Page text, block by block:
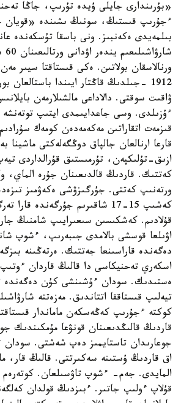
«بۇرىندارى جايلى ۇيدە تۇرىپ، جاڭا
ءجۇرىپ قىستىڭ، سونىڭ ىشىندە «قويان
بىلمەيدى ەكەنبىز. ونى باسقا تۇسكەندە
ورنالاسقان بولاتىن. ەكى قىستاقتا سيىر
1912 -جىلدىڭ قاڭتار ايىندا
ۋاقىت سوقتى. دالاداعى مالشىلارمەن
ءۇزىلدى. وسى جاعدايىمدى ايتىپ توتەنشە
قىزمەت اتقاراتىن مەكەمەدەن كومەك
قارعا ارنالعان جالپاق دوڭگەلەكتى ماشينا
ازىق-تۇلىكپەن، تۇرمىستىق قۇرالداردى
كەتتىك. قاردىڭ قالدىعىنان جۇرە الماي،
ورتەنىپ كەتتى. جۇرگىزۋشى ەكەۋمىز
كەشىپ 15-17 شاقىرىم جۇرگەندە
قۇلادىم. كەشكىسىن سىعىرايىپ شامنىڭ
اۋىلعا قوسشى بالامدى جىبەرىپ، ءشوپ
دەگەندە قاراسىنعا جەتتىك. ەرتەڭىنە
اسكەري تەحنيكاسى دا قالىڭ قاردان ءوتىپ
ەستىدىك. سودان ءۇشىنشى كۇن دەگەندە
تيەلىپ قىستاققا اتتاندىق. مەزەتتە
كوكتە ءجۇرىپ كەڭەسكەن ماماندار
قاردىڭ قالىڭدىعىنان قونۋعا مۇمكىندىك
جوعارىدان تاستايمىز دەپ شەشتى. سودان
اق قاردىڭ ۇستىنە سەكىرتتى. قالىڭ قار،
المايدى. جەم- ءشوپ تاۋسىلعان. كوتەرەم
قۇلاپ ءولىپ جاتىر. ءبىزدىڭ قولدان